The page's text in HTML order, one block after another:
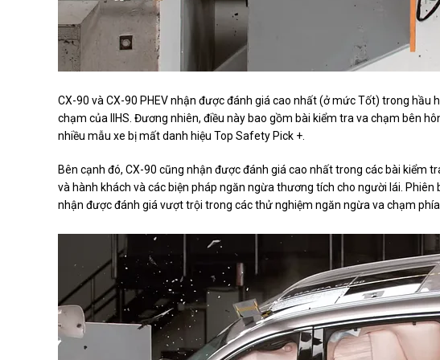
CX-90 và CX-90 PHEV nhận được đánh giá cao nhất (ở mức Tốt) trong
chạm của IIHS. Đương nhiên, điều này bao gồm bài kiểm tra va chạm bên
nhiều mẫu xe bị mất danh hiệu Top Safety Pick +.
Bên cạnh đó, CX-90 cũng nhận được đánh giá cao nhất trong các bài kiểm
và hành khách và các biện pháp ngăn ngừa thương tích cho người lái.
nhận được đánh giá vượt trội trong các thử nghiệm ngăn ngừa va chạm